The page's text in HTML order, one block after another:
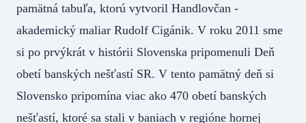
pamätná tabuľa, ktorú vytvoril Handlovčan -
akademický maliar Rudolf Cigánik. V roku 2011 sme
si po prvýkrát v histórii Slovenska pripomenuli Deň
obetí banských nešťastí SR. V tento pamätný deň si
Slovensko pripomína viac ako 470 obetí banských
nešťastí, ktoré sa stali v baniach v regióne hornej